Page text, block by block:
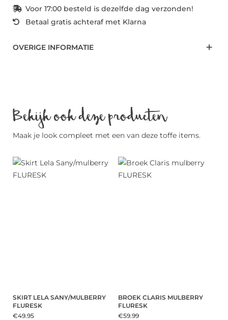
Voor 17:00 besteld is dezelfde dag verzonden!
Betaal gratis achteraf met Klarna
OVERIGE INFORMATIE
Bekijk ook deze producten
Maak je look compleet met een van deze toffe items.
SKIRT LELA SANY/MULBERRY
FLURESK
€49.95
BROEK CLARIS MULBERRY
FLURESK
€59.99